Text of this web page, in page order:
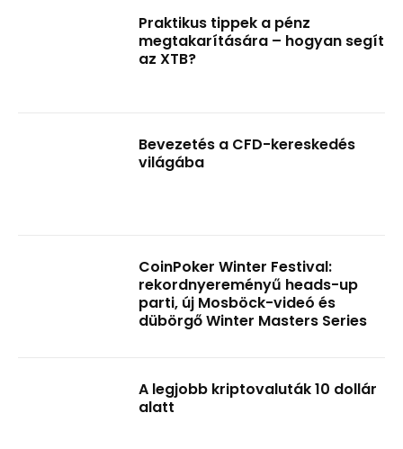
Praktikus tippek a pénz
megtakarítására – hogyan segít
az XTB?
Bevezetés a CFD-kereskedés
világába
CoinPoker Winter Festival:
rekordnyereményű heads-up
parti, új Mosböck-videó és
dübörgő Winter Masters Series
A legjobb kriptovaluták 10 dollár
alatt